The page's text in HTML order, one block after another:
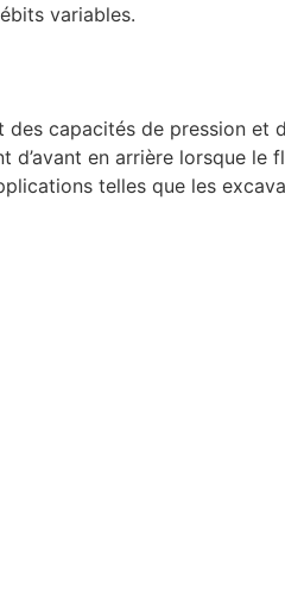
variables.
capacités de pression et
en arrière lorsque le
telles que les